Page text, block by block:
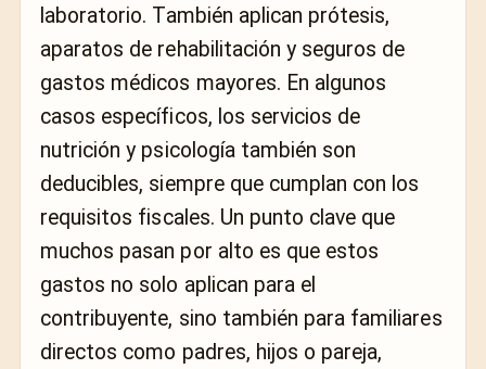
laboratorio. También aplican prótesis,
aparatos de rehabilitación y seguros de
gastos médicos mayores. En algunos
casos específicos, los servicios de
nutrición y psicología también son
deducibles, siempre que cumplan con los
requisitos fiscales. Un punto clave que
muchos pasan por alto es que estos
gastos no solo aplican para el
contribuyente, sino también para familiares
directos como padres, hijos o pareja,